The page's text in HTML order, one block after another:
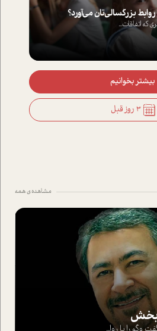
بزرگسالی‌تان می‌آورد؟
که اتفاقات...
بیشتر بخوانیم
3 روز قبل
مشاهده ی همه